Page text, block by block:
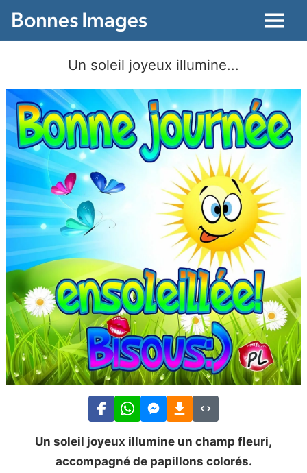
Menu
Un soleil joyeux illumine...
Un soleil joyeux illumine un champ fleuri,
accompagné de papillons colorés.